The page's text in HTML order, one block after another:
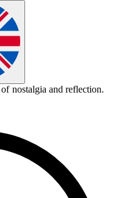
nostalgia and reflection.